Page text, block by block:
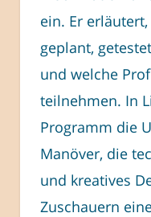
ein. Er
geplant,
und welche
teilnehmen. In
Programm die
Manöver, die
und kreatives
Zuschauern